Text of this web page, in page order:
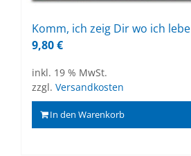
Komm, ich zeig Dir wo ich lebe
9,80€
inkl. 19 % MwSt.
zzgl. Versandkosten
In den Warenkorb